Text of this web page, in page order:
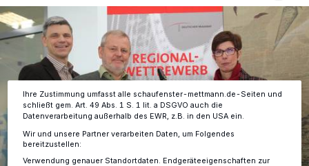
Zwecke. Wenn Tracker deaktiviert sind, sind manche Inhalte und
Anzeigen möglicherweise nicht mehr so relevant für Sie. Sie können
dieses Menü jederzeit wieder aufrufen, um Ihre Einstellungen zu
ändern oder Ihre Einwilligung zu widerrufen, indem Sie auf den Link
Einstellungen oder Ablehnen am unteren Rand der Webseite klicken.
Ihre Einstellungen gelten innerhalb unseres Website. Weitere
Informationen finden Sie in unserer Datenschutzerklärung.
Ihre Zustimmung umfasst alle schaufenster-mettmann.de-Seiten und
schließt gem. Art. 49 Abs. 1 S. 1 lit. a DSGVO auch die
Datenverarbeitung außerhalb des EWR, z.B. in den USA ein.
Wir und unsere Partner verarbeiten Daten, um Folgendes
bereitzustellen:
Verwendung genauer Standortdaten. Endgeräteeigenschaften zur